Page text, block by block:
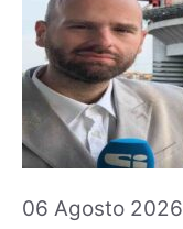
06 Agosto 2026